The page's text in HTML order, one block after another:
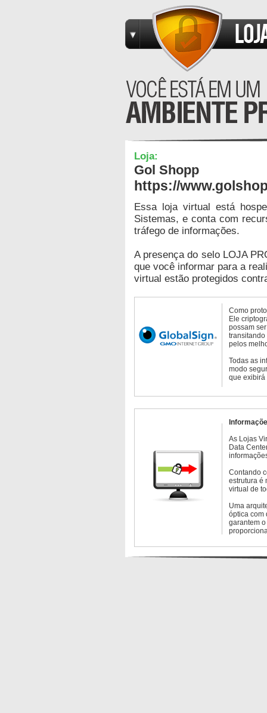
Loja:
Gol Shopp
https://
Essa loja virtual está
Sistemas, e conta com
tráfego de informações.
A presença do selo LOJA
que você informar para a
virtual estão protegidos
Como
Ele
possam
transitando
pelos
Todas as
modo
que exibirá
As Lojas
Data
Contando
estrutura é
virtual de
Uma
óptica com
garantem